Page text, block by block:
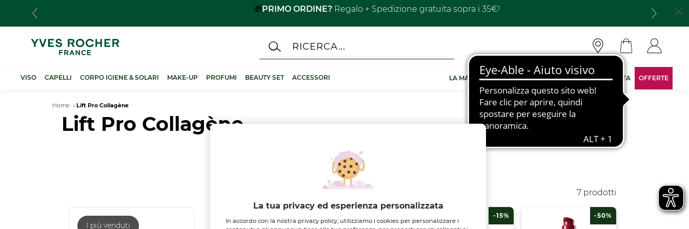
principale
Solari e Monoïil secondo al -40%​
VISO CAPELLI CORPO IGIENE & SOLARI MAKE-UP PROFUMI BEAUTY SET ACCESSORI LA MARCA DIVENTA CONSULENTE AREA RISERVATA OFFERTE
Breadcrumb
Home Lift Pro Collagène
Lift Pro Collagène
I più venduti
7 prodotti
-15% -50%
La tua privacy ed esperienza personalizzata
In accordo con la nostra privacy policy, utilizziamo i cookies per personalizzare i